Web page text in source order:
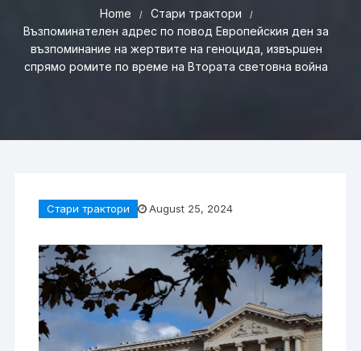
Home
Стари трактори
Възпоминателен адрес по повод Европейския ден за
възпоминание на жертвите на геноцида, извършен
спрямо ромите по време на Втората световна война
Стари трактори August 25, 2024